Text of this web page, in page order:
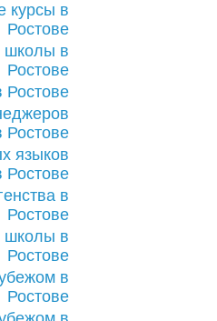
курсы в
Ростове
школы в
Ростове
Ростове
Ростове
языков
Ростове
в
Ростове
школы в
Ростове
в
Ростове